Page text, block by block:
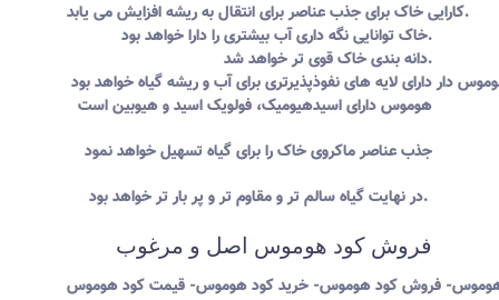
کارایی خاک برای جذب عناصر برای انتقال به ریشه افزایش می یابد.
خاک توانایی نگه داری آب بیشتری را دارا خواهد بود.
دانه بندی خاک قوی تر خواهد شد.
هوموس دارای اسیدهیومیک، فولویک اسید و هیوبین است
جذب عناصر ماکروی خاک را برای گیاه تسهیل خواهد نمود
در نهایت گیاه سالم تر و مقاوم تر و پر بار تر خواهد بود.
فروش کود هوموس اصل و مرغوب
فروش کود هوموس- خرید کود هوموس- قیمت کود هوموس